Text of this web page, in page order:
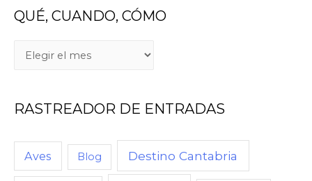
QUÉ, CUANDO, CÓMO
RASTREADOR DE ENTRADAS
Aves Blog Destino Cantabria